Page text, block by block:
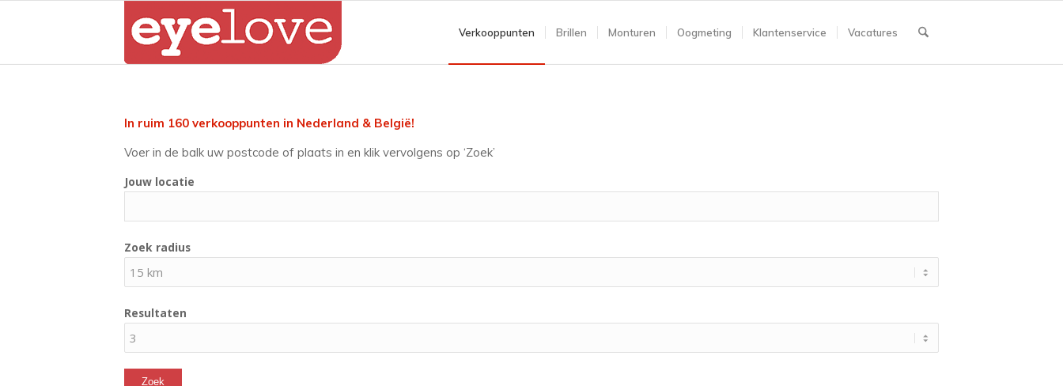
Verkooppunten Brillen Monturen Oogmeting Klantenservice Vacatures
In ruim 160 verkooppunten in Nederland & België!
Voer in de balk uw postcode of plaats in en klik vervolgens op ‘Zoek’
Jouw locatie
Zoek radius
Resultaten